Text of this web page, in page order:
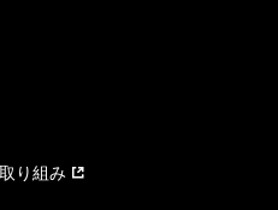
り組み